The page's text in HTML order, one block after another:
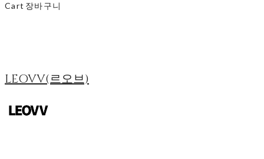
Cart 장바구니
LEOVV(르오브)